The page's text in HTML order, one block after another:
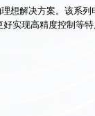
想解决方案。该系列
实现高精度控制等特